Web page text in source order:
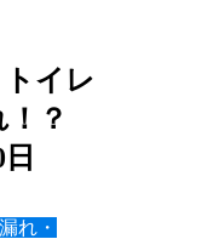
イレ
！？
れ・